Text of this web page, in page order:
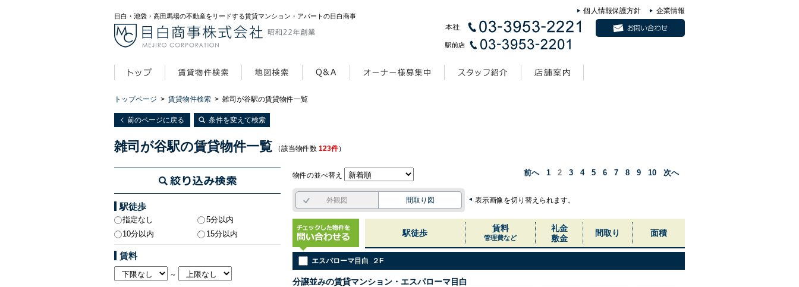
目白・池袋・高田馬場の不動産をリードする賃貸マンション・アパートの目白商事
個人情報保護方針 企業情報
トップページ > 賃貸物件検索 > 雑司が谷駅の賃貸物件一覧
前のページに戻る 条件を変えて検索
雑司が谷駅の賃貸物件一覧 （該当物件数 123件）
物件の並べ替え 前へ 1 2 3 4 5 6 7 8 9 10 次へ
外観図 間取り図 ▼ 表示画像を切り替えられます。
駅徒歩
賃料
管理費など
礼金
敷金
間取り 面積
エスパローマ目白 ２F
分譲並みの賃貸マンション・エスパローマ目白
駅徒歩
指定なし
5分以内
10分以内
15分以内
賃料
～